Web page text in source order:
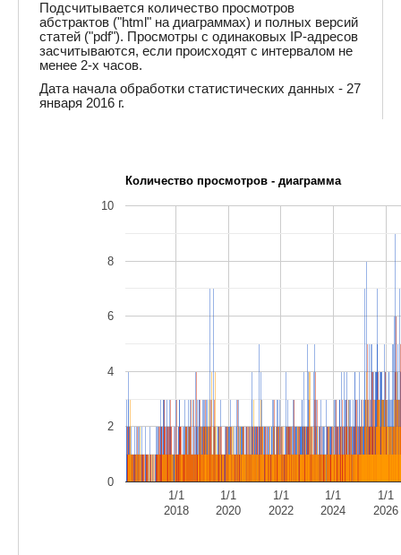
Подсчитывается количество просмотров
абстрактов ("html" на диаграммах) и полных версий
статей ("pdf"). Просмотры с одинаковых IP-адресов
засчитываются, если происходят с интервалом не
менее 2-х часов.
Дата начала обработки статистических данных - 27
января 2016 г.
Количество просмотров - диаграмма
1/1
2018
1/1
2020
1/1
2022
1/1
2024
1/1
2026
0
2
4
6
8
10